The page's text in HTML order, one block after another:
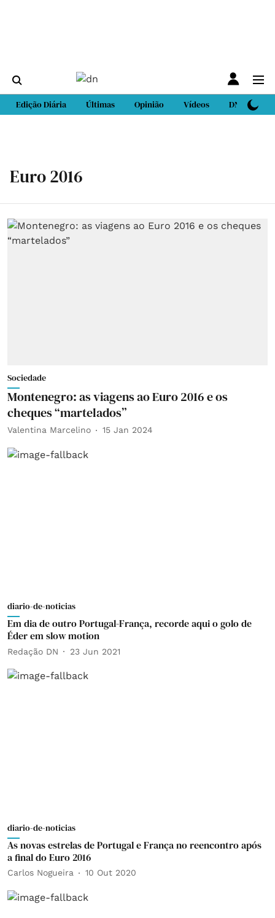
Edição Diária Últimas Opinião Vídeos DN Sport
Euro 2016
Sociedade
Montenegro: as viagens ao Euro 2016 e os
cheques “martelados”
Valentina Marcelino 15 Jan 2024
diario-de-noticias
Em dia de outro Portugal-França, recorde aqui o golo de
Éder em slow motion
Redação DN 23 Jun 2021
diario-de-noticias
As novas estrelas de Portugal e França no reencontro após
a final do Euro 2016
Carlos Nogueira 10 Out 2020